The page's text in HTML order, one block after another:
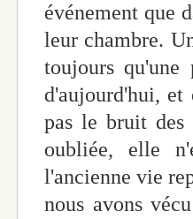
événement que
leur chambre.
toujours qu'une
d'aujourd'hui,
pas le bruit
oubliée, elle
l'ancienne vie
nous avons